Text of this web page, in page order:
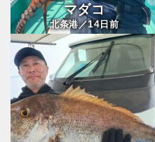
マダコ
北条港／14日前